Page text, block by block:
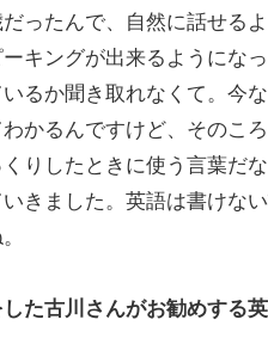
ったんで、自然に話せる
キングが出来るようにな
るか聞き取れなくて。今
かるんですけど、そのこ
りしたときに使う言葉だ
きました。英語は書けな
た古川さんがお勧めする英